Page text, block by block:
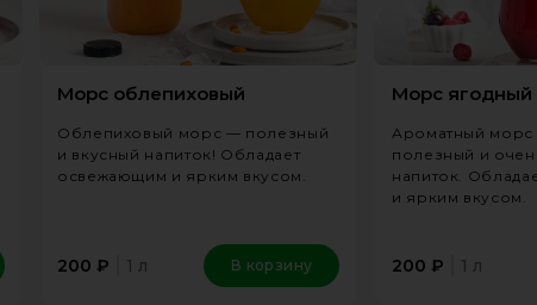
Морс облепиховый
Облепиховый морс — полезный
и вкусный напиток! Обладает
освежающим и ярким вкусом.
200 ₽ 1 л В корзину
Морс ягодный
Ароматный морс
полезный и
напиток.
и ярким вкусом.
200 ₽ 1 л